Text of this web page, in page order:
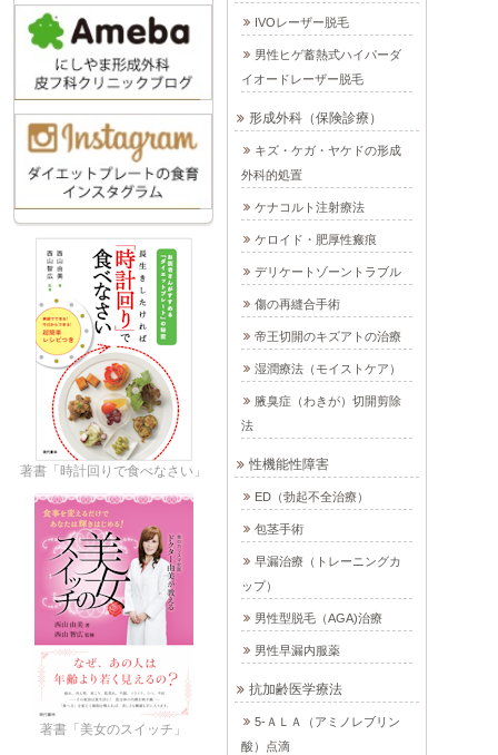
IVOレーザー脱毛
男性ヒゲ蓄熱式ハイパーダ
イオードレーザー脱毛
形成外科（保険診療）
キズ・ケガ・ヤケドの形成
外科的処置
ケナコルト注射療法
ケロイド・肥厚性瘢痕
デリケートゾーントラブル
傷の再縫合手術
帝王切開のキズアトの治療
湿潤療法（モイストケア）
腋臭症（わきが）切開剪除
法
性機能性障害
ED（勃起不全治療）
包茎手術
早漏治療（トレーニングカ
ップ）
男性型脱毛（AGA)治療
男性早漏内服薬
抗加齢医学療法
5-ＡＬＡ（アミノレブリン
酸）点滴
著書「時計回りで食べなさい」
著書「美女のスイッチ」